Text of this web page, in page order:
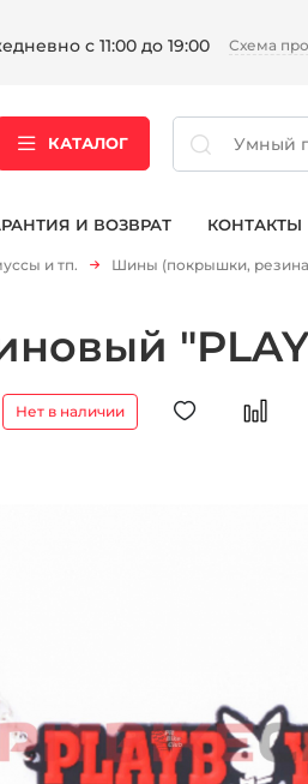
с 11:00 до 19:00 Схема
КАТАЛОГ
И ВОЗВРАТ КОНТАКТЫ
и тп. Шины (покрышки,
Нет в наличии